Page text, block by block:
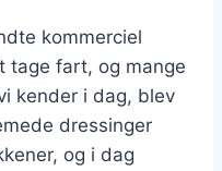
kommerciel
tage fart, og mange
kender i dag, blev
dressinger
og i dag